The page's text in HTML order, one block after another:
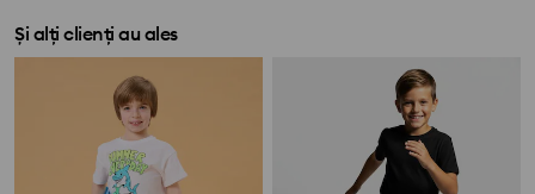
Și alți clienți au ales